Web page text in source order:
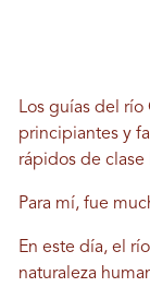
Los guías del
principiantes y
rápidos de
Para mí, fue
En este día, el
naturaleza